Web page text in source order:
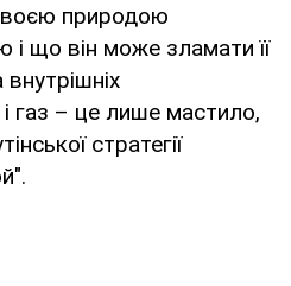
природою
і що він може зламати її
газ – це лише мастило,
стратегії